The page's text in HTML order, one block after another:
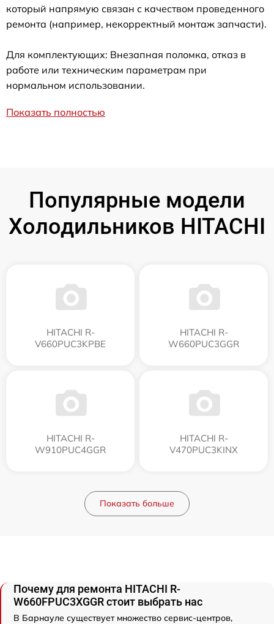
который напрямую связан с качеством проведенного
ремонта (например, некорректный монтаж запчасти).
Для комплектующих: Внезапная поломка, отказ в
работе или техническим параметрам при
нормальном использовании.
Показать полностью
Популярные модели
Холодильников HITACHI
HITACHI R-
V660PUC3KPBE
HITACHI R-
W660PUC3GGR
HITACHI R-
W910PUC4GGR
HITACHI R-
V470PUC3KINX
Показать больше
Почему для ремонта HITACHI R-
W660FPUC3XGGR стоит выбрать нас
В Барнауле существует множество сервис-центров,